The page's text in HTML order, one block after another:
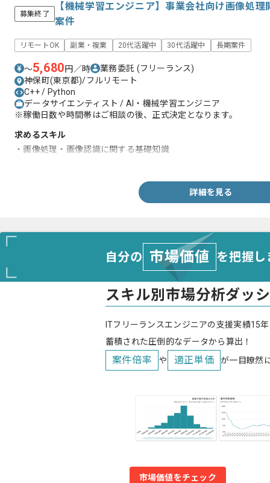
募集終了
【機械学習エンジニア】事業会社向け画像処
案件
リモートOK 副業・複業 20代活躍中 30代活躍中 長期案件
〜5,680円／時 業務委託 (フリーランス)
神保町(東京都)/フルリモート
C++ / Python
データサイエンティスト / AI・機械学習エンジニア
※稼働日数や時間帯はご相談の後、正式決定となります。
求めるスキル
・画像処理・画像認識に関する基礎知識
詳細を見る
自分の 市場価値 を把握
スキル別市場分析ダッ
ITフリーランスエンジニアの支援実績15
蓄積された圧倒的なデータから算出！
案件倍率 や 適正単価 が一目瞭然
市場価値をチェック